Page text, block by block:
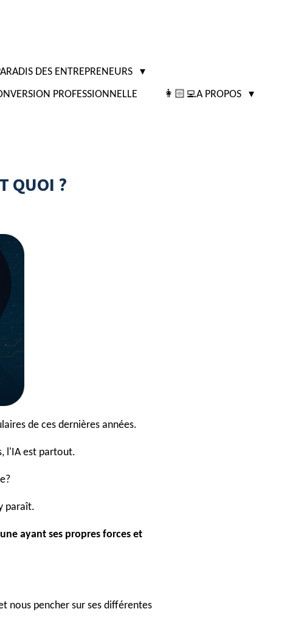
DES ENTREPRENEURS
PROFESSIONNELLE 👩🏻‍💻A PROPOS
QUOI ?
de ces dernières années.
l'IA est partout.
paraît.
ayant ses propres forces et
nous pencher sur ses différentes